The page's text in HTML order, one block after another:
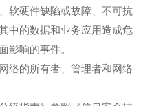
软硬件缺陷或故障、不可抗
中的数据和业务应用造成危
影响的事件。
络的所有者、管理者和网络